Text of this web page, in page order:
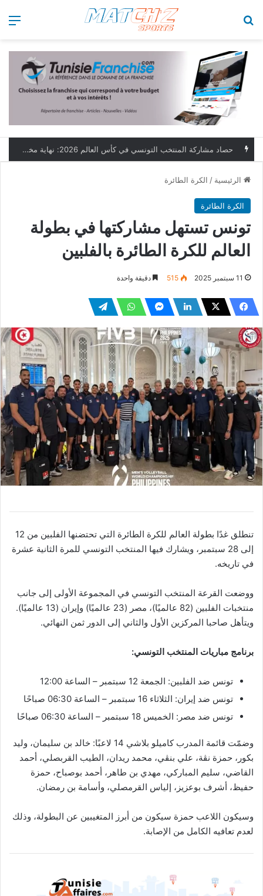
حصاد مشاركة المنتخب التونسي في كأس العالم 2026: نهاية مخيبة وطموحات مؤجلة
الرئيسية / الكرة الطائرة
الكرة الطائرة
تونس تستهل مشاركتها في بطولة
العالم للكرة الطائرة بالفلبين
11 سبتمبر 2025 515 دقيقة واحدة
تنطلق غدًا بطولة العالم للكرة الطائرة التي تحتضنها الفلبين من 12
إلى 28 سبتمبر، ويشارك فيها المنتخب التونسي للمرة الثانية عشرة
في تاريخه.
ووضعت القرعة المنتخب التونسي في المجموعة الأولى إلى جانب
منتخبات الفلبين (82 عالميًا)، مصر (23 عالميًا) وإيران (13 عالميًا).
ويتأهل صاحبا المركزين الأول والثاني إلى الدور ثمن النهائي.
برنامج مباريات المنتخب التونسي:
تونس ضد الفلبين: الجمعة 12 سبتمبر – الساعة 12:00
تونس ضد إيران: الثلاثاء 16 سبتمبر – الساعة 06:30 صباحًا
تونس ضد مصر: الخميس 18 سبتمبر – الساعة 06:30 صباحًا
وضمّت قائمة المدرب كاميلو بلاشي 14 لاعبًا: خالد بن سليمان، وليد
بكور، حمزة نڨة، علي بنڨي، محمد ريدان، الطيب القربصلي، أحمد
القاضي، سليم المباركي، مهدي بن طاهر، أحمد بوصباح، حمزة
حفيظ، أشرف بوعزيز، إلياس القرمصلي، وأسامة بن رمضان.
وسيكون اللاعب حمزة سيكون من أبرز المتغيبين عن البطولة، وذلك
لعدم تعافيه الكامل من الإصابة.